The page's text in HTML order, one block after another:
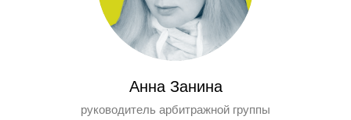
Анна Занина
руководитель арбитражной группы